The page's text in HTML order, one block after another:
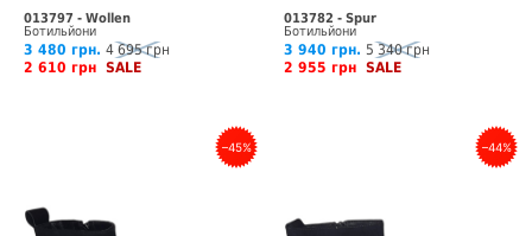
013797 - Wollen
Ботильйони
3 480 грн. 4 695 грн
2 610 грн SALE
013782 - Spur
Ботильйони
3 940 грн. 5 340 грн
2 955 грн SALE
–45% –44%